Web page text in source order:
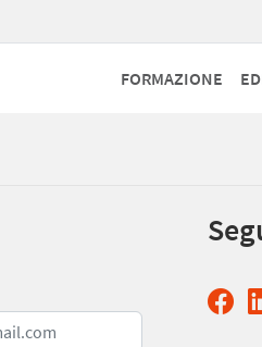
FORMAZIONE